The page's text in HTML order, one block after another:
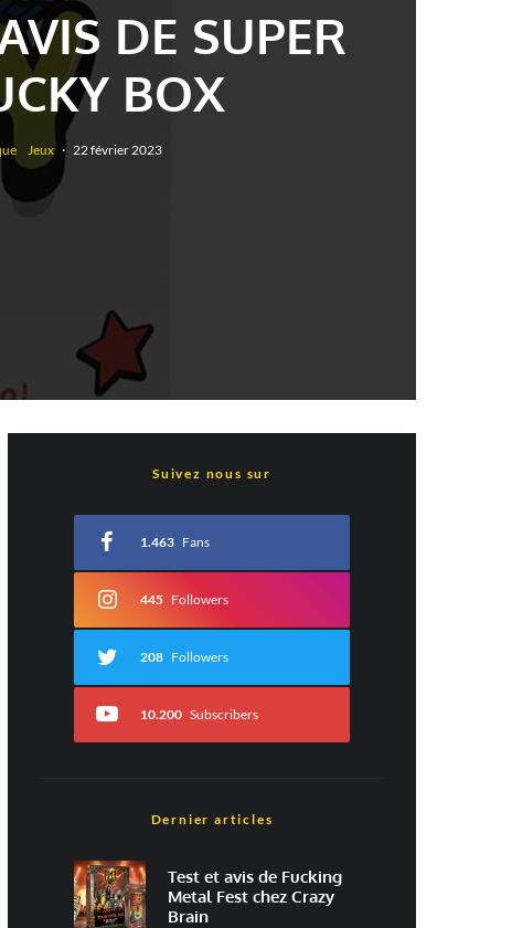
DE SUPER
BOX
Jeux · 22 février 2023
Suivez nous sur
1.463 Fans
445 Followers
208 Followers
10.200 Subscribers
Dernier articles
Test et avis de Fucking
Metal Fest chez Crazy
Brain